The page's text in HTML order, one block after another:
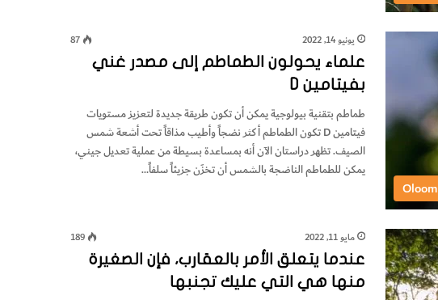
Oloom
يونيو 14, 2022 87
علماء يحولون الطماطم إلى مصدر غني
بفيتامين D
طماطم بتقنية بيولوجية يمكن أن تكون طريقة جديدة لتعزيز مستويات
فيتامين D تكون الطماطم أكثر نضجاً وأطيب مذاقاً تحت أشعة شمس
الصيف. تظهر دراستان الآن أنه بمساعدة بسيطة من عملية تعديل جيني،
يمكن للطماطم الناضجة بالشمس أن تخزَن جزيئاً سلفاً…
مايو 11, 2022 189
عندما يتعلق الأمر بالعقارب، فإن الصغيرة
منها هي التي عليك تجنبها